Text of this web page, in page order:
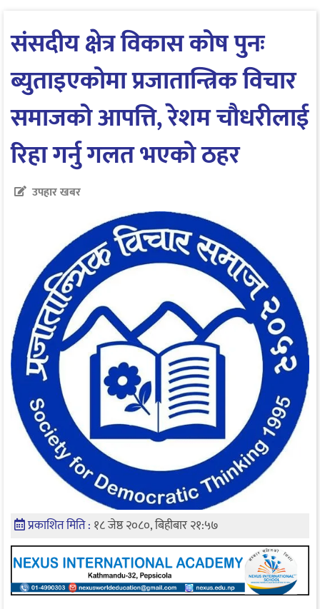
संसदीय क्षेत्र विकास कोष पुनः
ब्युताइएकोमा प्रजातान्त्रिक विचार
समाजको आपत्ति, रेशम चौधरीलाई
रिहा गर्नु गलत भएको ठहर
उपहार खबर
प्रकाशित मिति : १८ जेष्ठ २०८०, बिहीबार २१:५७